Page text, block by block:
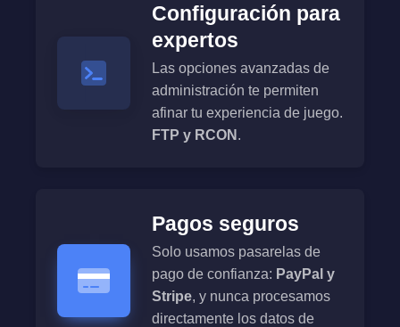
Configuración para
expertos
Las opciones avanzadas de
administración te permiten
afinar tu experiencia de juego.
FTP y RCON .
Pagos seguros
Solo usamos pasarelas de
pago de confianza: PayPal y
Stripe, y nunca procesamos
directamente los datos de